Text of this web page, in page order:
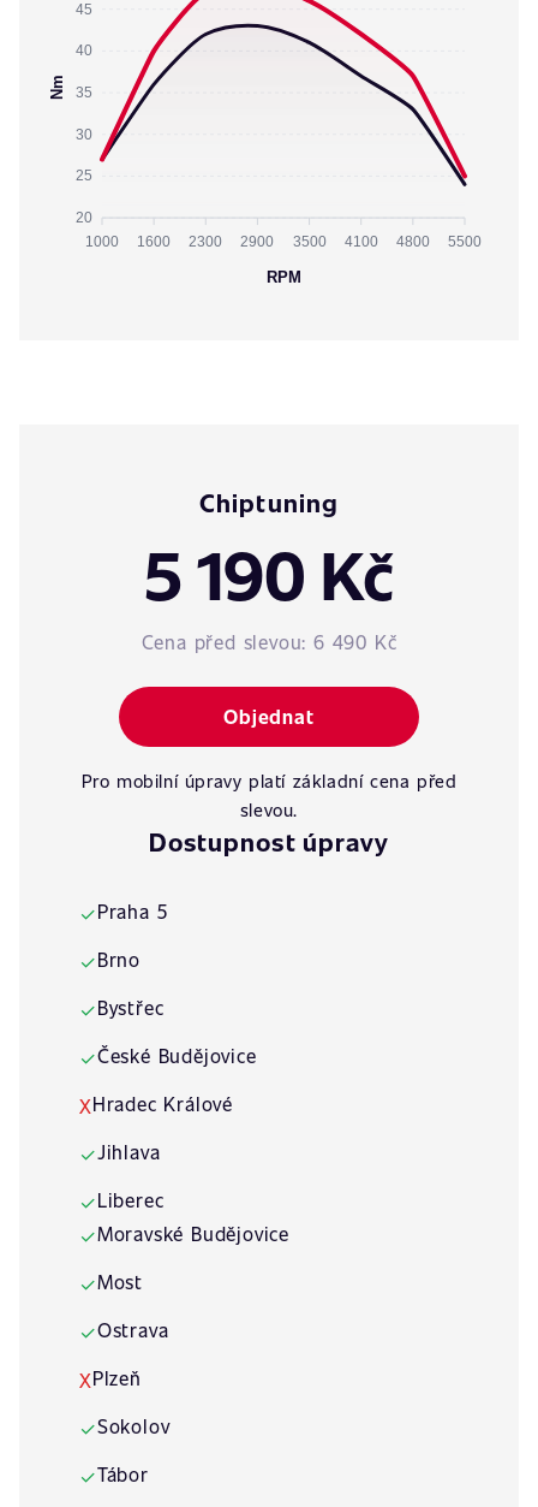
45
40
35
30
25
20
Nm
1000 1600 2300 2900 3500 4100 4800 5500
RPM
Chiptuning
5 190 Kč
Cena před slevou: 6 490 Kč
Objednat
Pro mobilní úpravy platí základní cena před
slevou.
Dostupnost úpravy
✓Praha 5
✓Brno
✓Bystřec
✓České Budějovice
XHradec Králové
✓Jihlava
✓Liberec
✓Moravské Budějovice
✓Most
✓Ostrava
XPlzeň
✓Sokolov
✓Tábor